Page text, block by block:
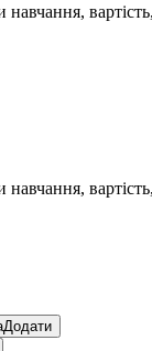
Додати